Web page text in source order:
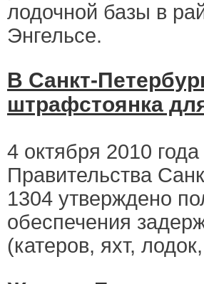
лодочной базы в
Энгельсе.
В Санкт-
штрафстоянка
4 октября 2010
Правительства
1304 утверждено
обеспечения
(катеров, яхт,